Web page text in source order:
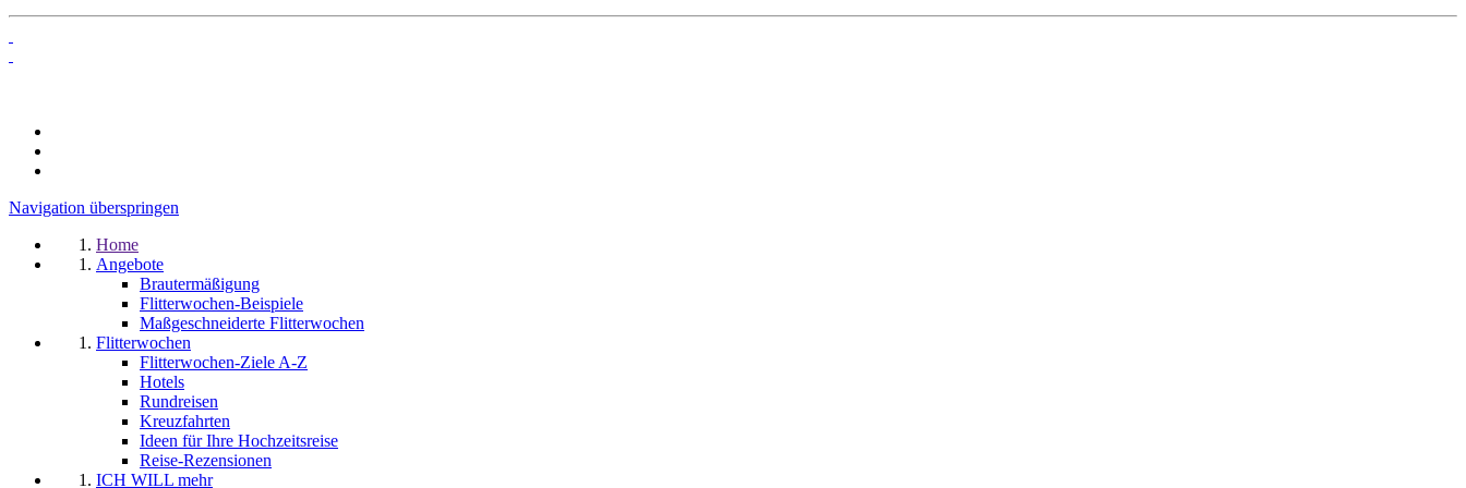
Navigation überspringen
Home
Angebote
Brautermäßigung
Flitterwochen-Beispiele
Maßgeschneiderte Flitterwochen
Flitterwochen
Flitterwochen-Ziele A-Z
Hotels
Rundreisen
Kreuzfahrten
Ideen für Ihre Hochzeitsreise
Reise-Rezensionen
ICH WILL mehr